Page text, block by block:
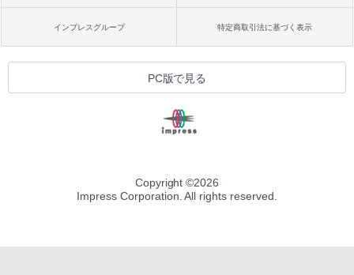
インプレスグループ 特定商取引法に基づく表示
PC版で見る
Copyright ©2026
Impress Corporation. All rights reserved.